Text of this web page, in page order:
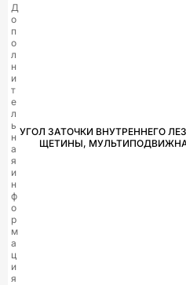
Д
о
п
о
л
н
и
т
е
л
ь
н
а
я
и
н
ф
о
р
м
а
ц
и
я
УГОЛ ЗАТОЧКИ ВНУТРЕННЕГО
ЩЕТИНЫ,